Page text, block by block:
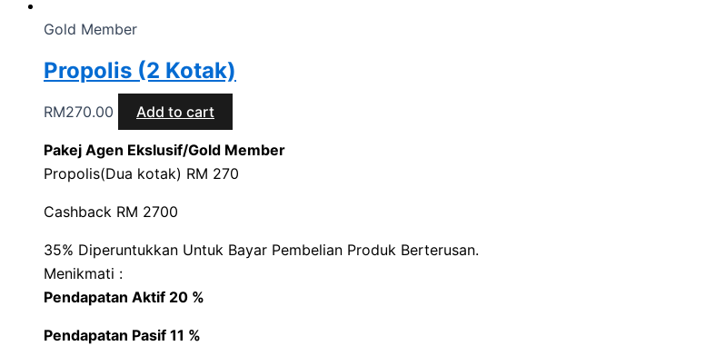
Gold Member
Propolis (2 Kotak)
RM270.00 Add to cart
Pakej Agen Ekslusif/Gold Member
Propolis(Dua kotak) RM 270
Cashback RM 2700
35% Diperuntukkan Untuk Bayar Pembelian Produk Berterusan.
Menikmati :
Pendapatan Aktif 20 %
Pendapatan Pasif 11 %